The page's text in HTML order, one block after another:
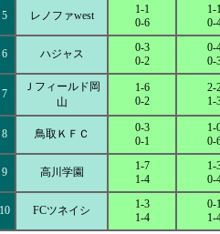
5 レノファwest
1-1
0-6
1-
0-
6 ハジャス
0-3
0-2
0-
0-
7
Ｊフィールド岡
山
1-6
0-2
2-
1-
8 鳥取ＫＦＣ
0-3
0-1
1-
0-
9 高川学園
1-7
1-4
1-
0-
10 FCツネイシ
1-3
1-4
0-
1-